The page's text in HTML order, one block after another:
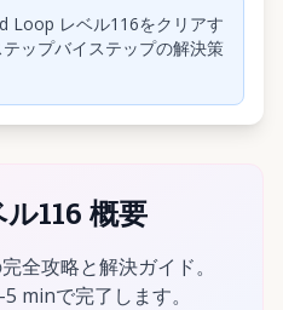
Loop レベル116をクリアす
ップバイステップの解決策
116 概要
全攻略と解決ガイド。
minで完了します。